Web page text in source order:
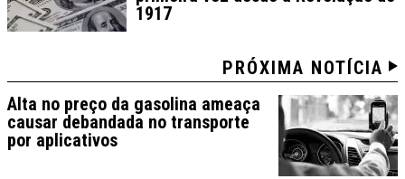
1917
PRÓXIMA NOTÍCIA
Alta no preço da gasolina ameaça
causar debandada no transporte
por aplicativos